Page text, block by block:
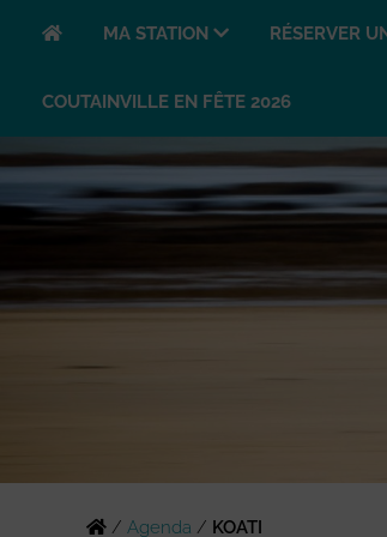
MA STATION RÉSERVER
COUTAINVILLE EN FÊTE 2026
/ Agenda / KOATI